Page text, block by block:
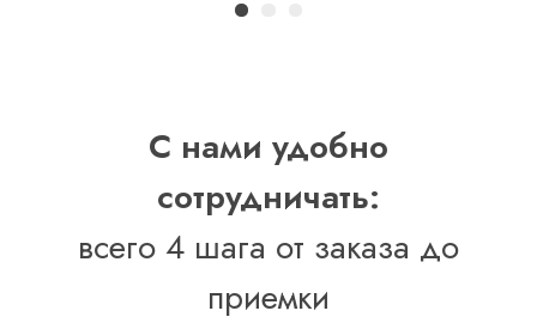
С нами удобно
сотрудничать:
всего 4 шага от заказа до
приемки